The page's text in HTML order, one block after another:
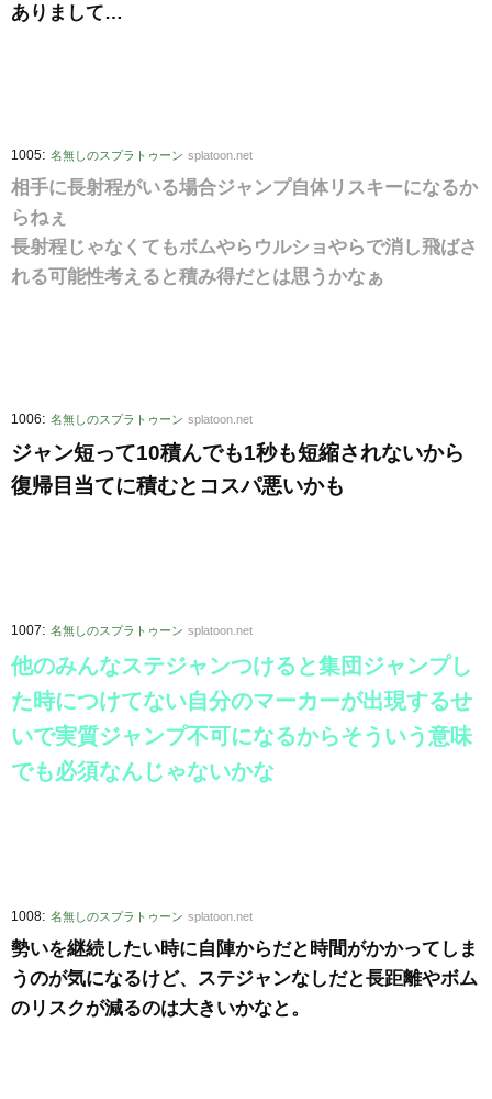
ありまして…
1005: 名無しのスプラトゥーン splatoon.net
相手に長射程がいる場合ジャンプ自体リスキーになるか
らねぇ
長射程じゃなくてもボムやらウルショやらで消し飛ばさ
れる可能性考えると積み得だとは思うかなぁ
1006: 名無しのスプラトゥーン splatoon.net
ジャン短って10積んでも1秒も短縮されないから
復帰目当てに積むとコスパ悪いかも
1007: 名無しのスプラトゥーン splatoon.net
他のみんなステジャンつけると集団ジャンプし
た時につけてない自分のマーカーが出現するせ
いで実質ジャンプ不可になるからそういう意味
でも必須なんじゃないかな
1008: 名無しのスプラトゥーン splatoon.net
勢いを継続したい時に自陣からだと時間がかかってしま
うのが気になるけど、ステジャンなしだと長距離やボム
のリスクが減るのは大きいかなと。